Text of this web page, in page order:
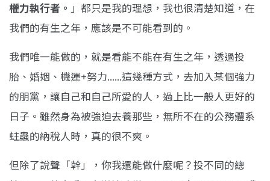
權力執行者。 」都只是我的理想，我也很清楚知道，在
我們的有生之年，應該是不可能看到的。
我們唯一能做的，就是看能不能在有生之年，透過投
胎、婚姻、機運+努力......這幾種方式，去加入某個強力
的朋黨，讓自己和自己所愛的人，過上比一般人更好的
日子。雖然身為被強迫去養那些，無所不在的公務體系
蛀蟲的納稅人時，真的很不爽。
但除了說聲「幹」，你我還能做什麼呢？投不同的總